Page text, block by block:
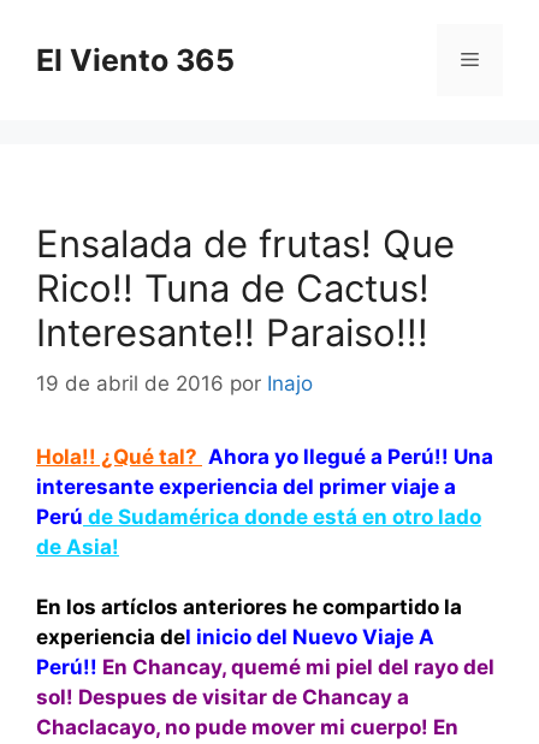
contenido
El Viento 365 Menú
Ensalada de frutas! Que
Rico!! Tuna de Cactus!
Interesante!! Paraiso!!!
19 de abril de 2016 por Inajo
Hola!! ¿Qué tal? Ahora yo llegué a Perú!! Una
interesante experiencia del primer viaje a
Perú de Sudamérica donde está en otro lado
de Asia!
En los artíclos anteriores he compartido la
experiencia del inicio del Nuevo Viaje A
Perú!! En Chancay, quemé mi piel del rayo del
sol! Despues de visitar de Chancay a
Chaclacayo, no pude mover mi cuerpo! En